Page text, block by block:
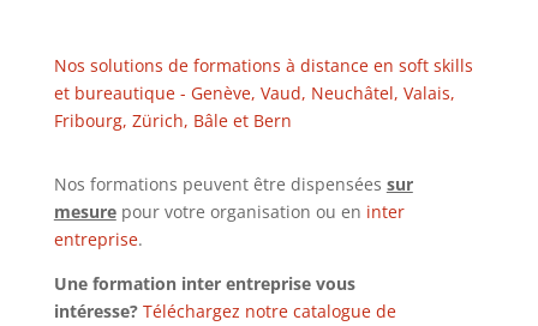
Nos solutions de formations à distance en soft skills
et bureautique - Genève, Vaud, Neuchâtel, Valais,
Fribourg, Zürich, Bâle et Bern
Nos formations peuvent être dispensées sur
mesurepour votre organisation ou en inter
entreprise.
Une formation inter entreprise vous
intéresse? Téléchargez notre catalogue de